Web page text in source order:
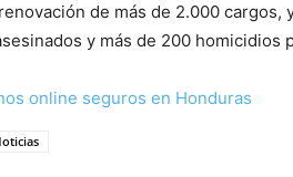
de más de 2.000 cargos,
y más de 200 homicidios
online seguros en Honduras